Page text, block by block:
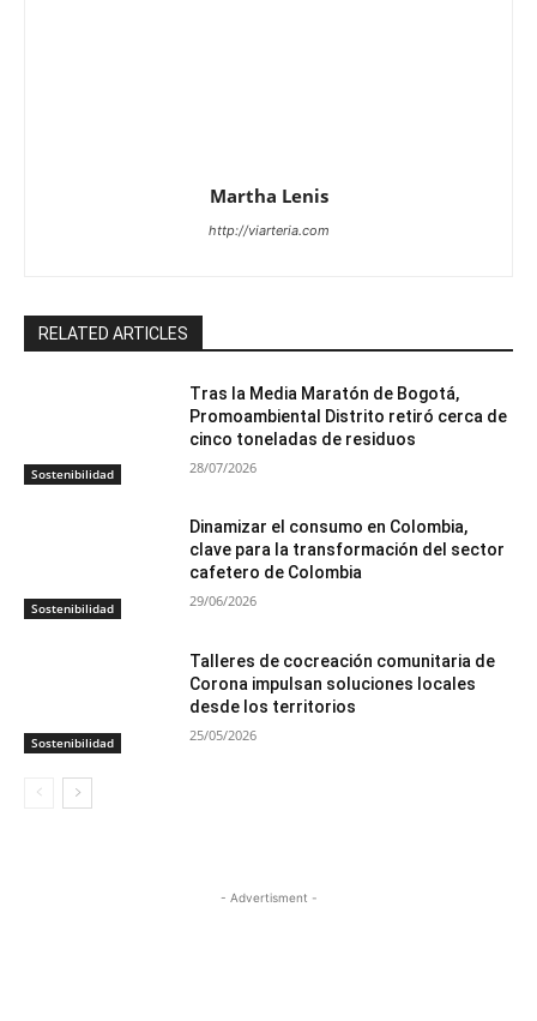
Martha Lenis
http://viarteria.com
RELATED ARTICLES
Sostenibilidad
Tras la Media Maratón de Bogotá,
Promoambiental Distrito retiró cerca de
cinco toneladas de residuos
28/07/2026
Sostenibilidad
Dinamizar el consumo en Colombia,
clave para la transformación del sector
cafetero de Colombia
29/06/2026
Sostenibilidad
Talleres de cocreación comunitaria de
Corona impulsan soluciones locales
desde los territorios
25/05/2026
- Advertisment -